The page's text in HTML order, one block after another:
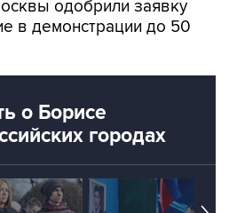
одобрили заявку
в демонстрации до 50
о Борисе
городах